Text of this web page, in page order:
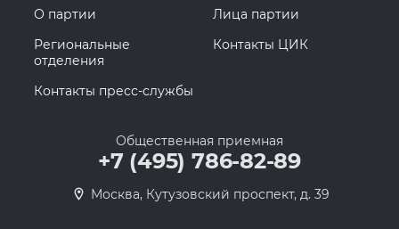
О партии
Лица партии
Региональные
отделения
Контакты ЦИК
Контакты пресс-службы
Общественная приемная
+7 (495) 786-82-89
Москва, Кутузовский проспект, д. 39